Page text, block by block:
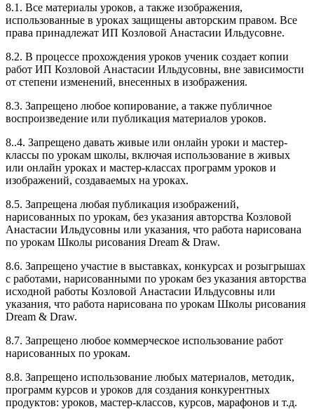
8.1. Все материалы уроков, а также изображения,
использованные в уроках защищены авторским правом. Все
права принадлежат ИП Козловой Анастасии Ильдусовне.
8.2. В процессе прохождения уроков ученик создает копии
работ ИП Козловой Анастасии Ильдусовны, вне зависимости
от степени изменений, внесенных в изображения.
8.3. Запрещено любое копирование, а также публичное
воспроизведение или публикация материалов уроков.
8..4. Запрещено давать живые или онлайн уроки и мастер-
классы по урокам школы, включая использование в живых
или онлайн уроках и мастер-классах программ уроков и
изображений, создаваемых на уроках.
8.5. Запрещена любая публикация изображений,
нарисованных по урокам, без указания авторства Козловой
Анастасии Ильдусовны или указания, что работа нарисована
по урокам Школы рисования Dream & Draw.
8.6. Запрещено участие в выставках, конкурсах и розыгрышах
с работами, нарисованными по урокам без указания авторства
исходной работы Козловой Анастасии Ильдусовны или
указания, что работа нарисована по урокам Школы рисования
Dream & Draw.
8.7. Запрещено любое коммерческое использование работ
нарисованных по урокам.
8.8. Запрещено использование любых материалов, методик,
программ курсов и уроков для создания конкурентных
продуктов: уроков, мастер-классов, курсов, марафонов и т.д.